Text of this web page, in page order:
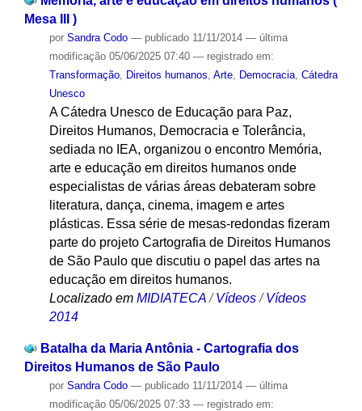
Mesa III )
por Sandra Codo — publicado11/11/2014 — última
modificação05/06/2025 07:40 — registrado em:
Transformação, Direitos humanos Arte, Democracia, Cátedra
Unesco
A Cátedra Unesco de Educação para Paz,
Direitos Humanos, Democracia e Tolerância,
sediada no IEA, organizou o encontro Memória,
arte e educação em direitos humanos onde
especialistas de várias áreas debateram sobre
literatura, dança, cinema, imagem e artes
plásticas. Essa série de mesas-redondas fizeram
parte do projeto Cartografia de Direitos Humanos
de São Paulo que discutiu o papel das artes na
educação em direitos humanos.
Localizado em MIDIATECA /Vídeos /Vídeos
2014
Batalha da Maria Antônia - Cartografia dos
Direitos Humanos de São Paulo
por Sandra Codo — publicado11/11/2014 — última
modificação05/06/2025 07:33 — registrado em: